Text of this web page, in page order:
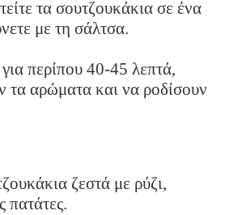
τα σουτζουκάκια σε ένα
με τη σάλτσα.
περίπου 40-45 λεπτά,
τα αρώματα και να ροδίσουν
ζεστά με ρύζι,
πατάτες.